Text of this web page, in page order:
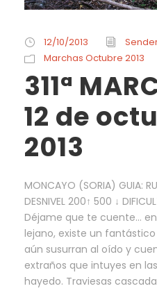
12/10/2013
Marchas Octubre 2013
311ª
12 de
2013
MONCAYO (SORIA) GUIA:
DESNIVEL 200↑ 500 ↓
Déjame que te cuente…
lejano, existe un
aún susurran al oído y
extraños que intuyes en
hayedo. Traviesas